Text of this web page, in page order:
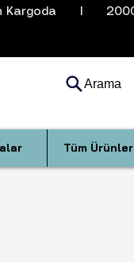
Kargoda      I
Arama
Tüm Ürünler